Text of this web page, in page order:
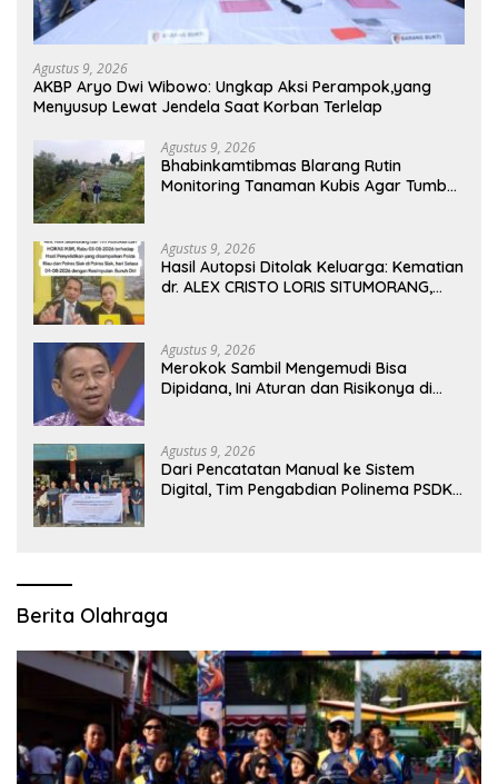
Agustus 9, 2026
AKBP Aryo Dwi Wibowo: Ungkap Aksi Perampok,yang
Menyusup Lewat Jendela Saat Korban Terlelap
Agustus 9, 2026
Bhabinkamtibmas Blarang Rutin
Monitoring Tanaman Kubis Agar Tumbuh
Agustus 9, 2026
Hasil Autopsi Ditolak Keluarga: Kematian
dr. ALEX CRISTO LORIS SITUMORANG,
Agustus 9, 2026
Merokok Sambil Mengemudi Bisa
Dipidana, Ini Aturan dan Risikonya di
Agustus 9, 2026
Dari Pencatatan Manual ke Sistem
Digital, Tim Pengabdian Polinema PSDKU
Berita Olahraga